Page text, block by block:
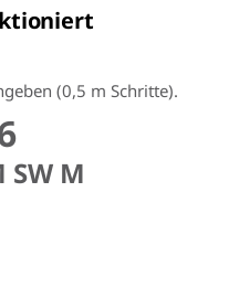
(0,5 m Schritte).
SW M